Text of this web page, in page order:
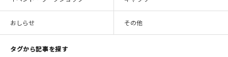
おしらせ その他
タグから記事を探す